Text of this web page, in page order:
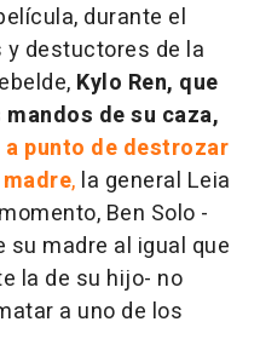
durante el
destuctores de la
Kylo Ren, que
de su caza,
a punto de destrozar
, la general Leia
Ben Solo -
madre al igual que
la de su hijo- no
a uno de los